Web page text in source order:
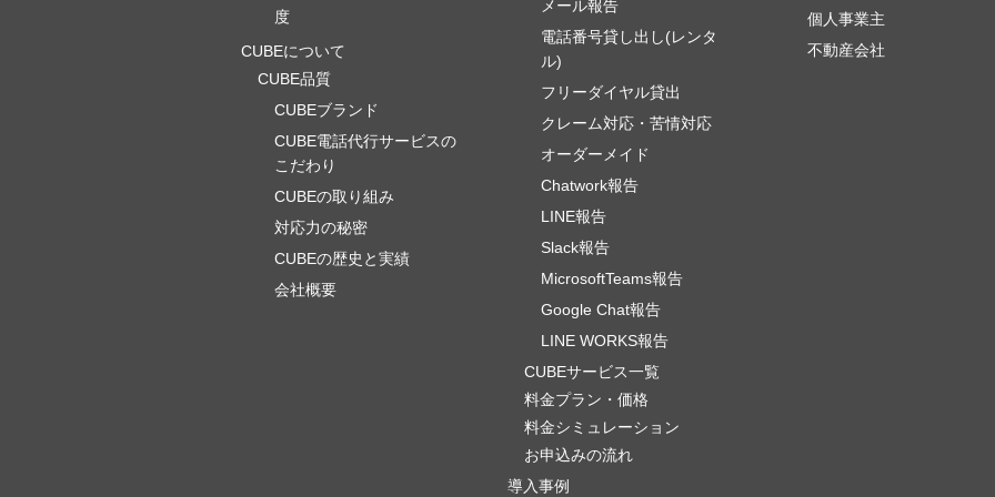
度
CUBEについて
CUBE品質
CUBEブランド
CUBE電話代行サービスの
こだわり
CUBEの取り組み
対応力の秘密
CUBEの歴史と実績
会社概要
メール報告
電話番号貸し出し(レンタ
ル)
フリーダイヤル貸出
クレーム対応・苦情対応
オーダーメイド
Chatwork報告
LINE報告
Slack報告
MicrosoftTeams報告
Google Chat報告
LINE WORKS報告
CUBEサービス一覧
料金プラン・価格
料金シミュレーション
お申込みの流れ
導入事例
個人事業主
不動産会社